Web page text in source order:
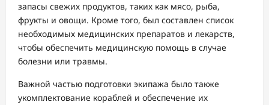
запасы свежих продуктов, таких как мясо, рыба,
фрукты и овощи. Кроме того, был составлен список
необходимых медицинских препаратов и лекарств,
чтобы обеспечить медицинскую помощь в случае
болезни или травмы.
Важной частью подготовки экипажа было также
укомплектование кораблей и обеспечение их